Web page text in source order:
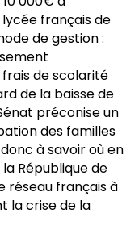
français de
de gestion :
frais de scolarité
de la baisse de
préconise un
des familles
à savoir où en
République de
réseau français à
la crise de la